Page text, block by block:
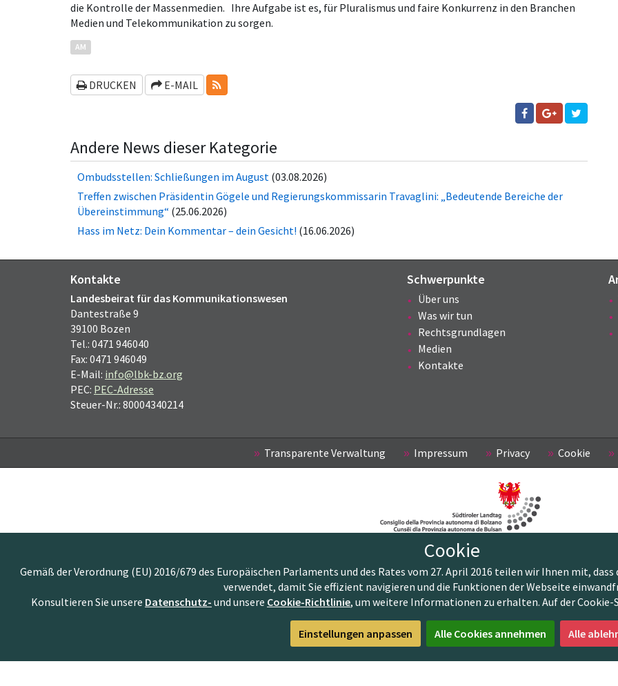
die Kontrolle der Massenmedien. Ihre Aufgabe ist es, für Pluralismus und faire Konkurrenz in den Branchen
Medien und Telekommunikation zu sorgen.
AM
DRUCKEN E-MAIL RSS-FEEDS
Andere News dieser Kategorie
Ombudsstellen: Schließungen im August (03.08.2026)
Treffen zwischen Präsidentin Gögele und Regierungskommissarin Travaglini: „Bedeutende Bereiche der
Übereinstimmung“ (25.06.2026)
Hass im Netz: Dein Kommentar – dein Gesicht! (16.06.2026)
Kontakte
Landesbeirat für das Kommunikationswesen
Dantestraße 9
39100 Bozen
Tel.: 0471 946040
Fax: 0471 946049
E-Mail: info@lbk-bz.org
PEC: PEC-Adresse
Steuer-Nr.: 80004340214
Schwerpunkte
Über uns
Was wir tun
Rechtsgrundlagen
Medien
Kontakte
Transparente Verwaltung Impressum Privacy Cookie
Cookie
Gemäß der Verordnung (EU) 2016/679 des Europäischen Parlaments und des Rates vom 27. April 2016 teilen wir Ihnen mit,
verwendet, damit Sie effizient navigieren und die Funktionen der Webseite
Konsultieren Sie unsere Datenschutz- und unsere Cookie-Richtlinie, um weitere Informationen zu erhalten. Auf der Cookie-
Einstellungen anpassen Alle Cookies annehmen Alle